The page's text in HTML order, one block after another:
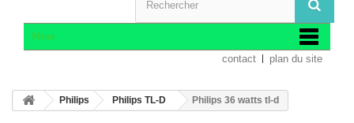
Menu
contact plan du site
Philips Philips TL-D Philips 36 watts tl-d